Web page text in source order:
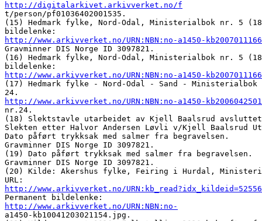
http://digitalarkivet.arkivverket.no/f
t/person/pf01036402001535.
(15) Hedmark fylke, Nord-Odal, Ministerialbok nr. 5
http://www.arkivverket.no/URN:NBN:no-a1450-
Gravminner DIS Norge ID 3097821.
(16) Hedmark fylke, Nord-Odal, Ministerialbok nr. 5
http://www.arkivverket.no/URN:NBN:no-a1450-
(17) Hedmark fylke - Nord-Odal - Sand -
http://www.arkivverket.no/URN:NBN:no-a1450-
nr.24.
(18) Slektstavle utarbeidet av Kjell Baalsrud
Slekten etter Halvor Andersen Løvli v/Kjell Baalsrud
Dato påført trykksak med salmer fra begravelsen.
Gravminner DIS Norge ID 3097821.
(19) Dato påført trykksak med salmer fra begravelsen.
Gravminner DIS Norge ID 3097821.
(20) Kilde: Akershus fylke, Feiring i Hurdal,
http://www.arkivverket.no/
http://www.arkivverket.no/URN:NBN:no-
a1450-kb10041203021154.jpg.